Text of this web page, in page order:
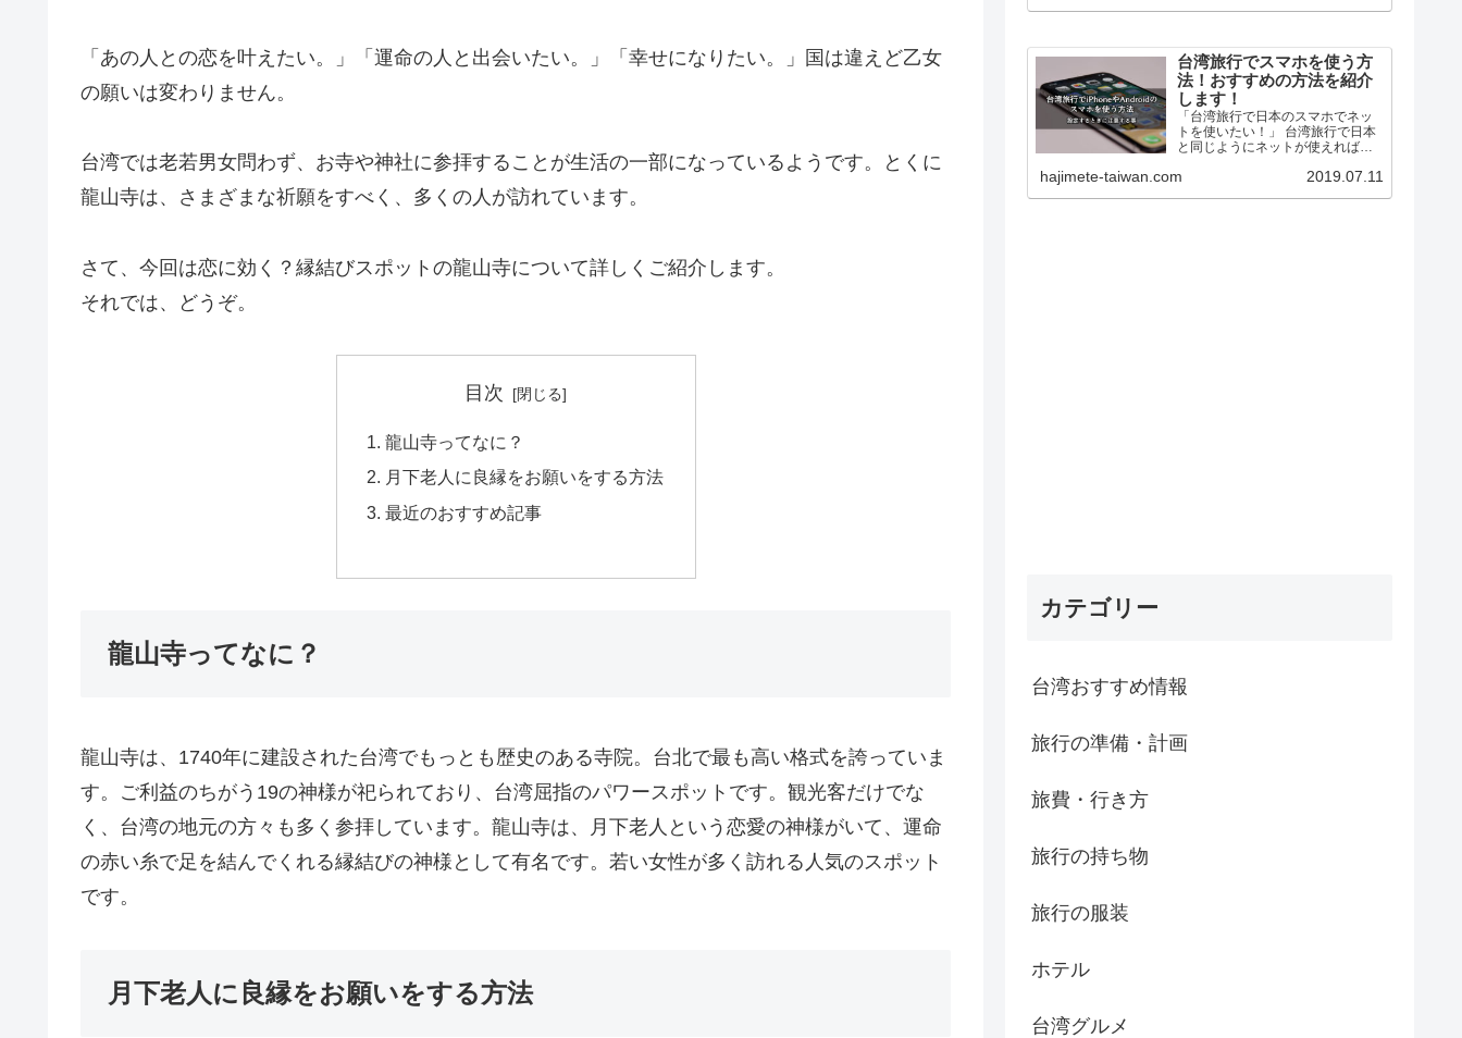
「あの人との恋を叶えたい。」「運命の人と出会いたい。」「幸せになりたい。」国は違えど乙女
の願いは変わりません。
台湾では老若男女問わず、お寺や神社に参拝することが生活の一部になっているようです。とくに
龍山寺は、さまざまな祈願をすべく、多くの人が訪れています。
さて、今回は恋に効く？縁結びスポットの龍山寺について詳しくご紹介します。
それでは、どうぞ。
目次
龍山寺ってなに？
月下老人に良縁をお願いをする方法
最近のおすすめ記事
龍山寺ってなに？
龍山寺は、1740年に建設された台湾でもっとも歴史のある寺院。台北で最も高い格式を誇っていま
す。ご利益のちがう19の神様が祀られており、台湾屈指のパワースポットです。観光客だけでな
く、台湾の地元の方々も多く参拝しています。龍山寺は、月下老人という恋愛の神様がいて、運命
の赤い糸で足を結んでくれる縁結びの神様として有名です。若い女性が多く訪れる人気のスポット
です。
月下老人に良縁をお願いをする方法
台湾旅行でスマホを使う方
法！おすすめの方法を紹介
します！
「台湾旅行で日本のスマホでネッ
トを使いたい！」 台湾旅行で日本
と同じようにネットが使えれば、
せん。 ・SNSで旅の思い出をシェ
hajimete-taiwan.com 2019.07.11
カテゴリー
台湾おすすめ情報
旅行の準備・計画
旅費・行き方
旅行の持ち物
旅行の服装
ホテル
台湾グルメ